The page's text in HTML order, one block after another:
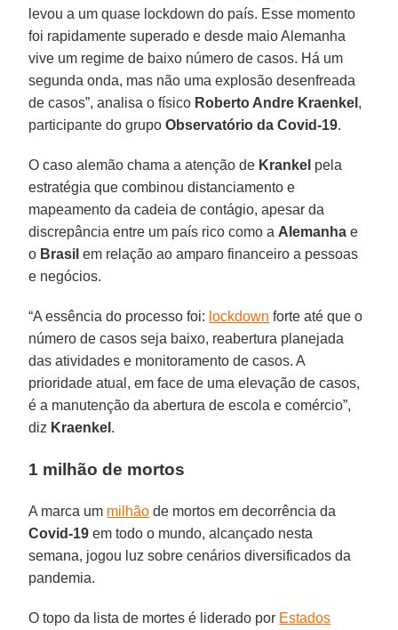
levou a um quase lockdown do país. Esse momento
foi rapidamente superado e desde maio Alemanha
vive um regime de baixo número de casos. Há um
segunda onda, mas não uma explosão desenfreada
de casos”, analisa o físico Roberto Andre Kraenkel ,
participante do grupoObservatório da Covid-19.
O caso alemão chama a atenção de Krankel pela
estratégia que combinou distanciamento e
mapeamento da cadeia de contágio, apesar da
discrepância entre um país rico como a Alemanha e
o Brasil em relação ao amparo financeiro a pessoas
e negócios.
“A essência do processo foi: lockdown forte até que o
número de casos seja baixo, reabertura planejada
das atividades e monitoramento de casos. A
prioridade atual, em face de uma elevação de casos,
é a manutenção da abertura de escola e comércio”,
diz Kraenkel .
1 milhão de mortos
A marca um milhão de mortos em decorrência da
Covid-19 em todo o mundo, alcançado nesta
semana, jogou luz sobre cenários diversificados da
pandemia.
O topo da lista de mortes é liderado por Estados